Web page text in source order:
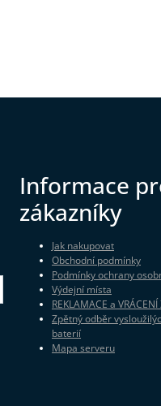
Informace
zákazníky
Jak nakupovat
Obchodní podmínky
Podmínky ochrany
Výdejní místa
REKLAMACE a
Zpětný odběr
baterií
Mapa serveru